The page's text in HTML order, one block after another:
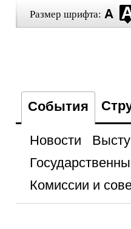
Размер шрифта:
События
Новости
Комиссии и